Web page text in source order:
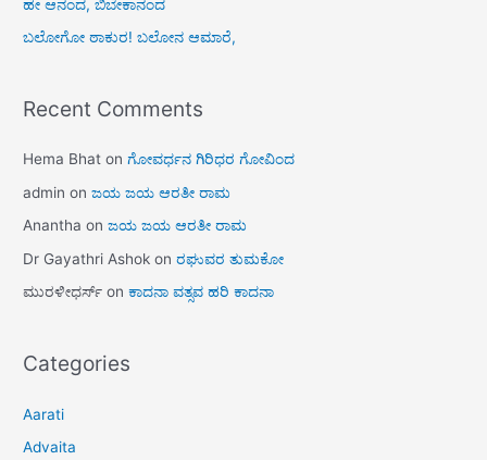
ಹೇ ಆನಂದ, ಬಿಬೇಕಾನಂದ
ಬಲೋಗೋ ಠಾಕುರ! ಬಲೋನ ಆಮಾರೆ,
Recent Comments
Hema Bhat onಗೋವರ್ಧನ ಗಿರಿಧರ ಗೋವಿಂದ
admin onಜಯ ಜಯ ಆರತೀ ರಾಮ
Anantha onಜಯ ಜಯ ಆರತೀ ರಾಮ
Dr Gayathri Ashok onರಘುವರ ತುಮಕೋ
ಮುರಳೀಧರ್ಸ್ onಕಾದನಾ ವತ್ಸವ ಹರಿ ಕಾದನಾ
Categories
Aarati
Advaita